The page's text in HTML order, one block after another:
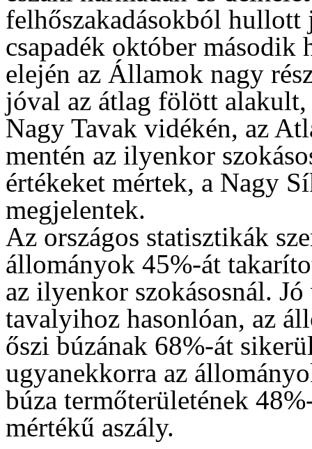
felhőszakadásokból hullott
csapadék október második
elején az Államok nagy
jóval az átlag fölött alakult,
Nagy Tavak vidékén, az
mentén az ilyenkor
értékeket mértek, a Nagy
megjelentek.
Az országos statisztikák
állományok 45%-át
az ilyenkor szokásosnál.
tavalyihoz hasonlóan, az
őszi búzának 68%-át
ugyanekkorra az
búza termőterületének
mértékű aszály.